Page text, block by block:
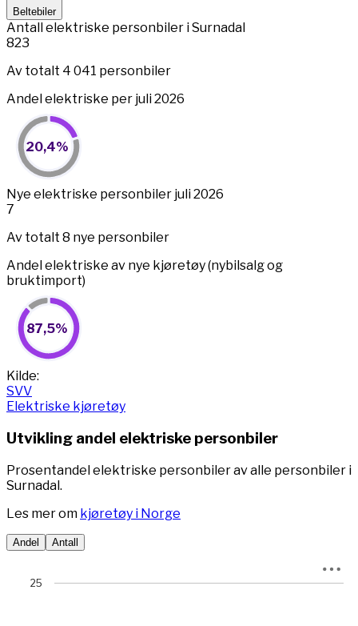
Beltebiler
Antall elektriske personbiler i Surnadal
823
Av totalt 4 041 personbiler
Andel elektriske per juli 2026
20,4%
Pie chart with 2 slices.
View as data table, 20,4%
20,4%
End of interactive chart.
Nye elektriske personbiler juli 2026
7
Av totalt 8 nye personbiler
Andel elektriske av nye kjøretøy (nybilsalg og
bruktimport)
87,5%
Pie chart with 2 slices.
View as data table, 87,5%
87,5%
End of interactive chart.
Kilde:
SVV
Elektriske kjøretøy
Utvikling andel elektriske personbiler
Prosentandel elektriske personbiler av alle personbiler i
Surnadal.
Les mer om kjøretøy i Norge
Andel Antall
25